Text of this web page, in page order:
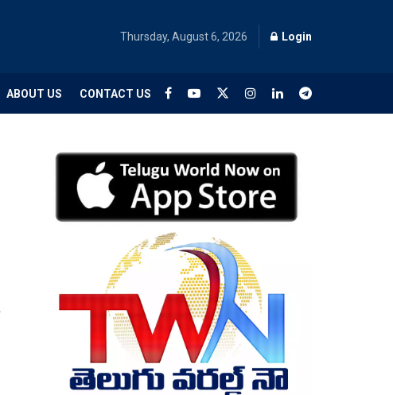
Thursday, August 6, 2026 Login
ABOUT US CONTACT US